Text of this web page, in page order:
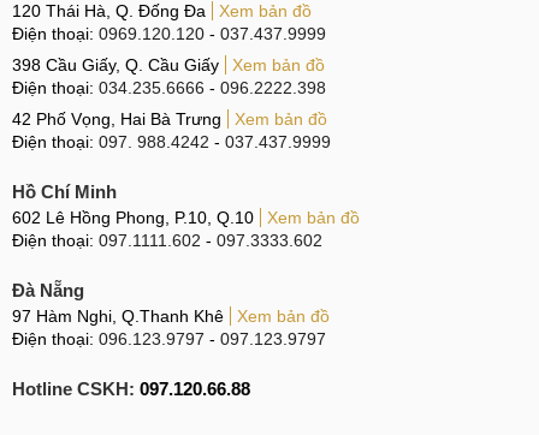
120 Thái Hà, Q. Đống Đa
Xem bản đồ
Điện thoại: 0969.120.120 - 037.437.9999
398 Cầu Giấy, Q. Cầu Giấy
Xem bản đồ
Điện thoại: 034.235.6666 - 096.2222.398
42 Phố Vọng, Hai Bà Trưng
Xem bản đồ
Điện thoại: 097. 988.4242 - 037.437.9999
Hồ Chí Minh
602 Lê Hồng Phong, P.10, Q.10
Xem bản đồ
Điện thoại: 097.1111.602 - 097.3333.602
Đà Nẵng
97 Hàm Nghi, Q.Thanh Khê
Xem bản đồ
Điện thoại: 096.123.9797 - 097.123.9797
Hotline CSKH: 097.120.66.88